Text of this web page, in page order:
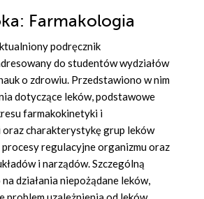
: Farmakologia
podręcznik
do studentów wydziałów
o zdrowiu. Przedstawiono w nim
dotyczące leków, podstawowe
farmakokinetyki i
oraz charakterystykę grup leków
procesy regulacyjne organizmu oraz
i narządów. Szczególną
działania niepożądane leków,